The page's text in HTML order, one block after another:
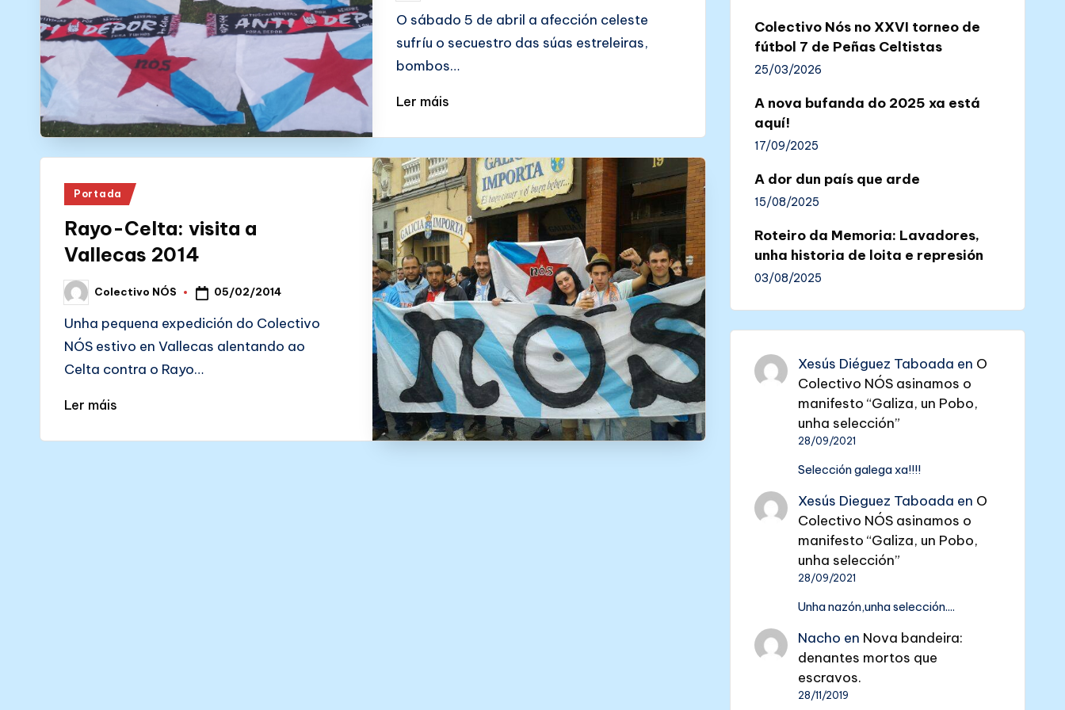
N
Ó
S
by
O sábado 5 de abril a afección celeste
sufríu o secuestro das súas estreleiras,
bombos…
Ler máis
Posted
Portada
Rayo-Celta: visita a
Vallecas 2014
Posted
by
Colectivo NÓS 05/02/2014
Unha pequena expedición do Colectivo
NÓS estivo en Vallecas alentando ao
Celta contra o Rayo…
Ler máis
Colectivo Nós no XXVI torneo de
fútbol 7 de Peñas Celtistas
25/03/2026
A nova bufanda do 2025 xa está
aquí!
17/09/2025
A dor dun país que arde
15/08/2025
Roteiro da Memoria: Lavadores,
unha historia de loita e represión
03/08/2025
Xesús Diéguez Taboada en O
Colectivo NÓS asinamos o
manifesto “Galiza, un Pobo,
unha selección”
28/09/2021
Selección galega xa!!!!
Xesús Dieguez Taboada en O
Colectivo NÓS asinamos o
manifesto “Galiza, un Pobo,
unha selección”
28/09/2021
Unha nazón,unha selección....
Nacho en Nova bandeira:
denantes mortos que
escravos.
28/11/2019